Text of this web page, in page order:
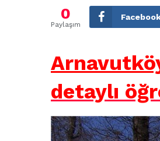
0
Paylaşım
detaylı